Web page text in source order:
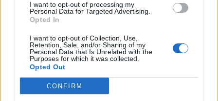
I want to opt-out of processing my
Personal Data for Targeted Advertising.
Opted In
I want to opt-out of Collection, Use,
Retention, Sale, and/or Sharing of my
Personal Data that Is Unrelated with the
Purposes for which it was collected.
Opted Out
CONFIRM